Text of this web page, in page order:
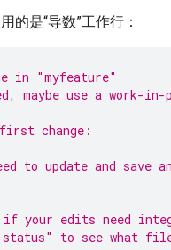
的是“导数”工作行：
in "myfeature"
use a work-in-
change:
to update and save
if your edits need
to see what